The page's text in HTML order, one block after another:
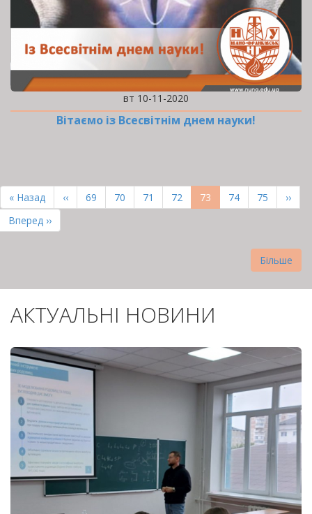
вт 10-11-2020
Вітаємо із Всесвітнім днем науки!
НА
СТОРІНКИ
Перша
сторінка
« Назад
Попередня
сторінка
‹‹ Page
69 Page
70 Page
71 Page
72
Поточна
сторінка
73 Page
74 Page
75
››
Остання
сторінка
Вперед ››
Більше
АКТУАЛЬНІ НОВИНИ